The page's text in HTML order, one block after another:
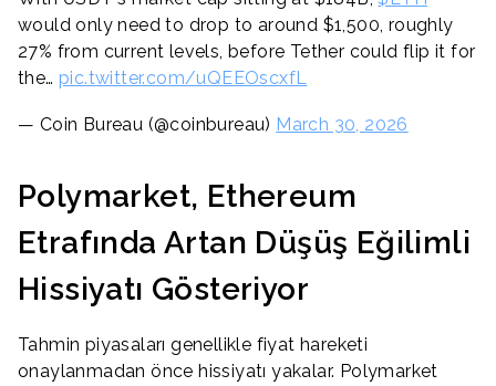
would only need to drop to around $1,500, roughly
27% from current levels, before Tether could flip it for
the… pic.twitter.com/uQEEOscxfL
— Coin Bureau (@coinbureau) March 30, 2026
Polymarket, Ethereum
Etrafında Artan Düşüş Eğilimli
Hissiyatı Gösteriyor
Tahmin piyasaları genellikle fiyat hareketi
onaylanmadan önce hissiyatı yakalar. Polymarket